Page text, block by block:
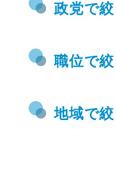
政党で
職位で
地域で